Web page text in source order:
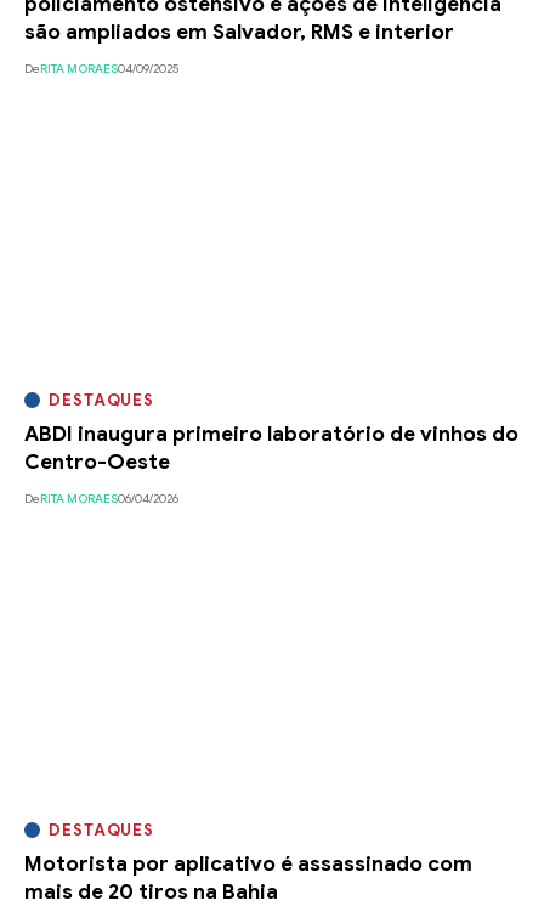
são ampliados em Salvador, RMS e interior
DeRITA MORAES04/09/2025
DESTAQUES
ABDI inaugura primeiro laboratório de vinhos do
Centro-Oeste
DeRITA MORAES06/04/2026
DESTAQUES
Motorista por aplicativo é assassinado com
mais de 20 tiros na Bahia